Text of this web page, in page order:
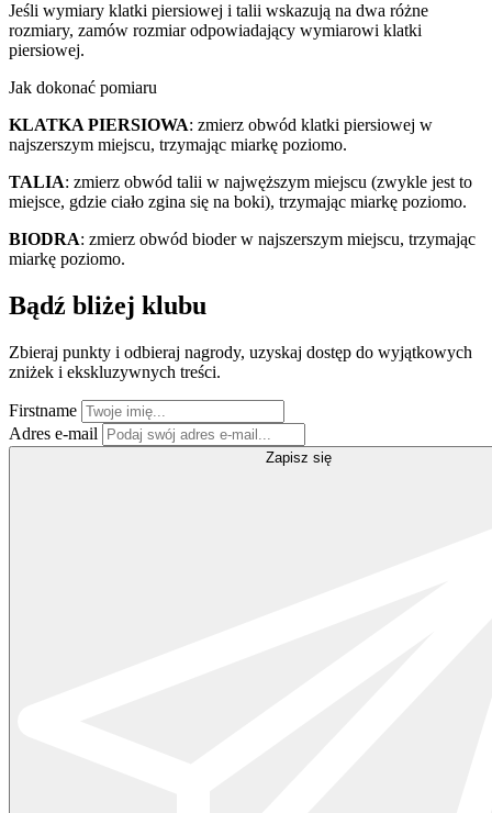
Jeśli wymiary klatki piersiowej i talii wskazują na dwa różne
rozmiary, zamów rozmiar odpowiadający wymiarowi klatki
piersiowej.
Jak dokonać pomiaru
KLATKA PIERSIOWA: zmierz obwód klatki piersiowej w
najszerszym miejscu, trzymając miarkę poziomo.
TALIA: zmierz obwód talii w najwęższym miejscu (zwykle jest to
miejsce, gdzie ciało zgina się na boki), trzymając miarkę poziomo.
BIODRA: zmierz obwód bioder w najszerszym miejscu, trzymając
miarkę poziomo.
Bądź bliżej klubu
Zbieraj punkty i odbieraj nagrody, uzyskaj dostęp do wyjątkowych
zniżek i ekskluzywnych treści.
Firstname
Adres e-mail
Zapisz się